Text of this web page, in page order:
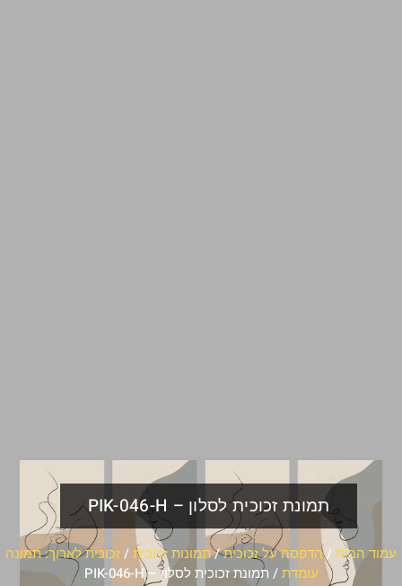
תמונת זכוכית לסלון – PIK-046-H
עמוד הבית /הדפסה על זכוכית/תמונות זכוכית/זכוכית לארוך: תמונה
עומדת/ תמונת זכוכית לסלון – PIK-046-H